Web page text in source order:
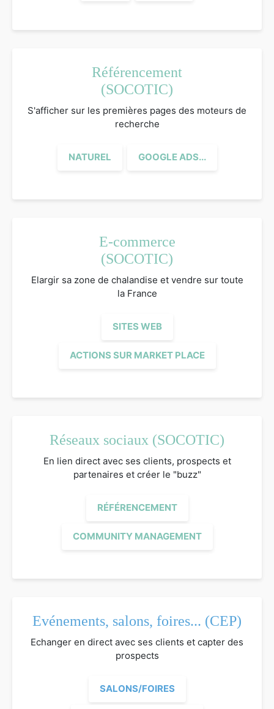
Référencement
(SOCOTIC)
S'afficher sur les premières pages des moteurs de
recherche
NATUREL GOOGLE ADS...
E-commerce
(SOCOTIC)
Elargir sa zone de chalandise et vendre sur toute
la France
SITES WEB
ACTIONS SUR MARKET PLACE
Réseaux sociaux (SOCOTIC)
En lien direct avec ses clients, prospects et
partenaires et créer le "buzz"
RÉFÉRENCEMENT
COMMUNITY MANAGEMENT
Evénements, salons, foires... (CEP)
Echanger en direct avec ses clients et capter des
prospects
SALONS/FOIRES